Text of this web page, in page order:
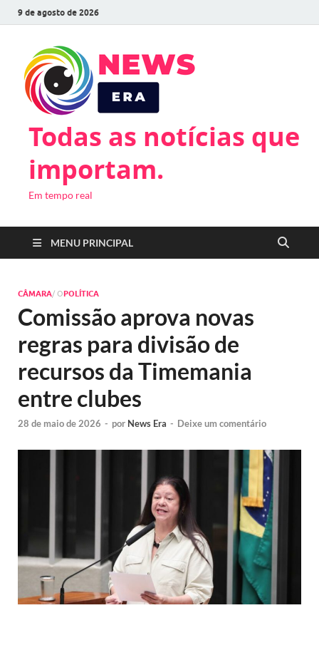
9 de agosto de 2026
Todas as notícias que
importam.
Em tempo real
MENU PRINCIPAL
CÂMARA/ OPOLÍTICA
Comissão aprova novas
regras para divisão de
recursos da Timemania
entre clubes
28 de maio de 2026 - por News Era - Deixe um comentário